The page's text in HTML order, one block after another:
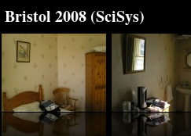
Bristol 2008 (SciSys)